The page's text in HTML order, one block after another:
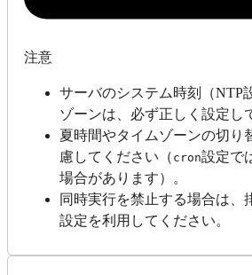
注意
サーバのシステム時刻（NTP
ゾーンは、必ず正しく設定し
夏時間やタイムゾーンの切り
慮してください（ cron設定で
場合があります）。
同時実行を禁止する場合は、
設定を利用してください。